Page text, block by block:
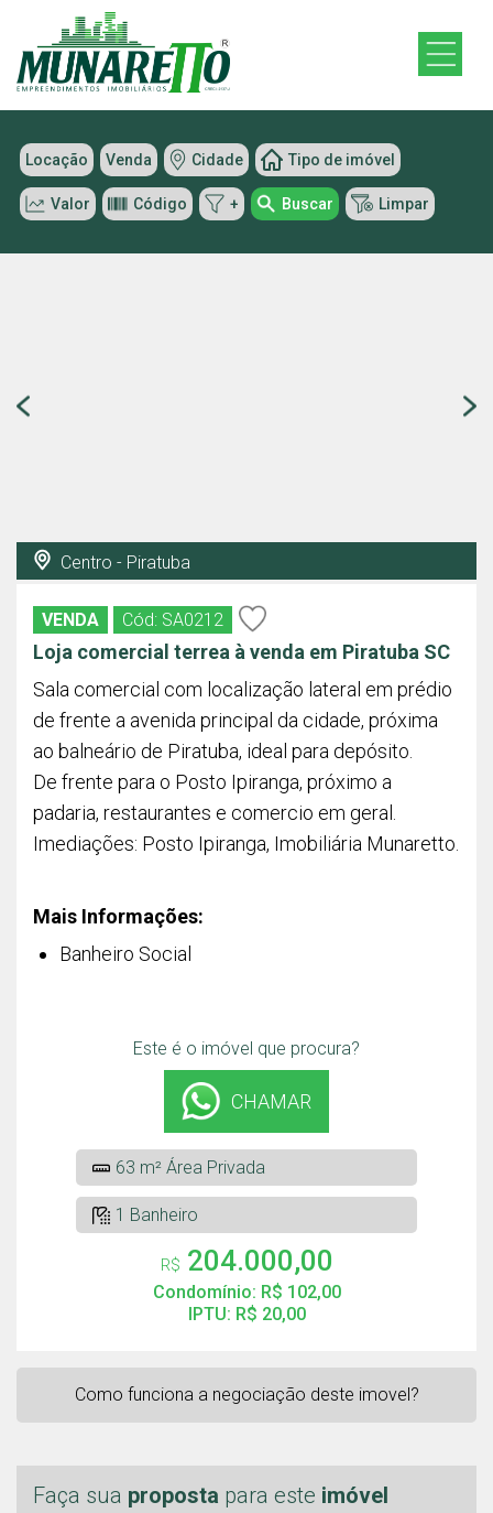
Locação Venda Cidade Tipo de imóvel
Valor Código + Buscar Limpar
Faça sua proposta para este imóvel
Centro - Piratuba
VENDA Cód: SA0212
Loja comercial terrea à venda em Piratuba SC
Sala comercial com localização lateral em prédio
de frente a avenida principal da cidade, próxima
ao balneário de Piratuba, ideal para depósito.
De frente para o Posto Ipiranga, próximo a
padaria, restaurantes e comercio em geral.
Imediações: Posto Ipiranga, Imobiliária Munaretto.
Mais Informações:
Banheiro Social
Este é o imóvel que procura?
CHAMAR
63 m² Área Privada
1 Banheiro
R$ 204.000,00
Condomínio: R$ 102,00
IPTU: R$ 20,00
Como funciona a negociação deste imovel?